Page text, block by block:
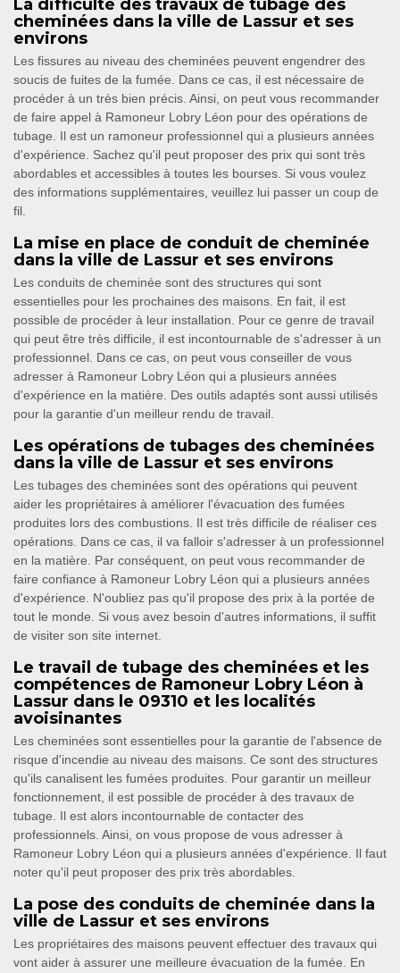
La difficulté des travaux de tubage des
cheminées dans la ville de Lassur et ses
environs
Les fissures au niveau des cheminées peuvent engendrer des
soucis de fuites de la fumée. Dans ce cas, il est nécessaire de
procéder à un très bien précis. Ainsi, on peut vous recommander
de faire appel à Ramoneur Lobry Léon pour des opérations de
tubage. Il est un ramoneur professionnel qui a plusieurs années
d'expérience. Sachez qu'il peut proposer des prix qui sont très
abordables et accessibles à toutes les bourses. Si vous voulez
des informations supplémentaires, veuillez lui passer un coup de
fil.
La mise en place de conduit de cheminée
dans la ville de Lassur et ses environs
Les conduits de cheminée sont des structures qui sont
essentielles pour les prochaines des maisons. En fait, il est
possible de procéder à leur installation. Pour ce genre de travail
qui peut être très difficile, il est incontournable de s'adresser à un
professionnel. Dans ce cas, on peut vous conseiller de vous
adresser à Ramoneur Lobry Léon qui a plusieurs années
d'expérience en la matière. Des outils adaptés sont aussi utilisés
pour la garantie d'un meilleur rendu de travail.
Les opérations de tubages des cheminées
dans la ville de Lassur et ses environs
Les tubages des cheminées sont des opérations qui peuvent
aider les propriétaires à améliorer l'évacuation des fumées
produites lors des combustions. Il est très difficile de réaliser ces
opérations. Dans ce cas, il va falloir s'adresser à un professionnel
en la matière. Par conséquent, on peut vous recommander de
faire confiance à Ramoneur Lobry Léon qui a plusieurs années
d'expérience. N'oubliez pas qu'il propose des prix à la portée de
tout le monde. Si vous avez besoin d'autres informations, il suffit
de visiter son site internet.
Le travail de tubage des cheminées et les
compétences de Ramoneur Lobry Léon à
Lassur dans le 09310 et les localités
avoisinantes
Les cheminées sont essentielles pour la garantie de l'absence de
risque d'incendie au niveau des maisons. Ce sont des structures
qu'ils canalisent les fumées produites. Pour garantir un meilleur
fonctionnement, il est possible de procéder à des travaux de
tubage. Il est alors incontournable de contacter des
professionnels. Ainsi, on vous propose de vous adresser à
Ramoneur Lobry Léon qui a plusieurs années d'expérience. Il faut
noter qu'il peut proposer des prix très abordables.
La pose des conduits de cheminée dans la
ville de Lassur et ses environs
Les propriétaires des maisons peuvent effectuer des travaux qui
vont aider à assurer une meilleure évacuation de la fumée. En